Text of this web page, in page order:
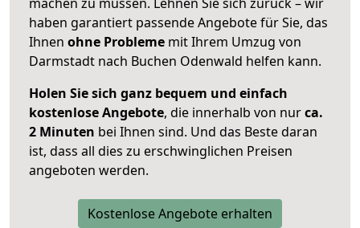
haben garantiert passende Angebote für Sie, das
Ihnen ohne Probleme mit Ihrem Umzug von
Darmstadt nach Buchen Odenwald helfen kann.
Holen Sie sich ganz bequem und einfach
kostenlose Angebote, die innerhalb von nurca.
2 Minuten bei Ihnen sind. Und das Beste daran
ist, dass all dies zu erschwinglichen Preisen
angeboten werden.
Kostenlose Angebote erhalten